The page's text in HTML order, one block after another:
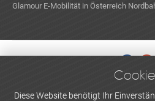
Glamour E-Mobilität in Österreich
WERBEN UND
Diese Website benötigt Ihr